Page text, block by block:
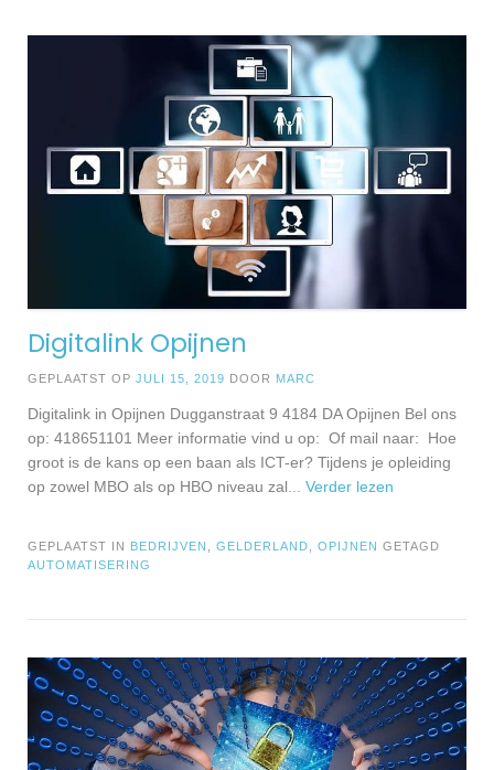
Digitalink Opijnen
GEPLAATST OP JULI 15, 2019 DOOR MARC
Digitalink in Opijnen Dugganstraat 9 4184 DA Opijnen Bel ons
op: 418651101 Meer informatie vind u op: Of mail naar: Hoe
groot is de kans op een baan als ICT-er? Tijdens je opleiding
op zowel MBO als op HBO niveau zal... Verder lezen
GEPLAATST IN BEDRIJVEN GELDERLAND OPIJNEN GETAGD
AUTOMATISERING